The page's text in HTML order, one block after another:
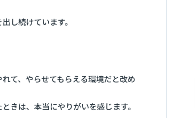
し続けています。
て、やらせてもらえる環境だと改め
きは、本当にやりがいを感じます。